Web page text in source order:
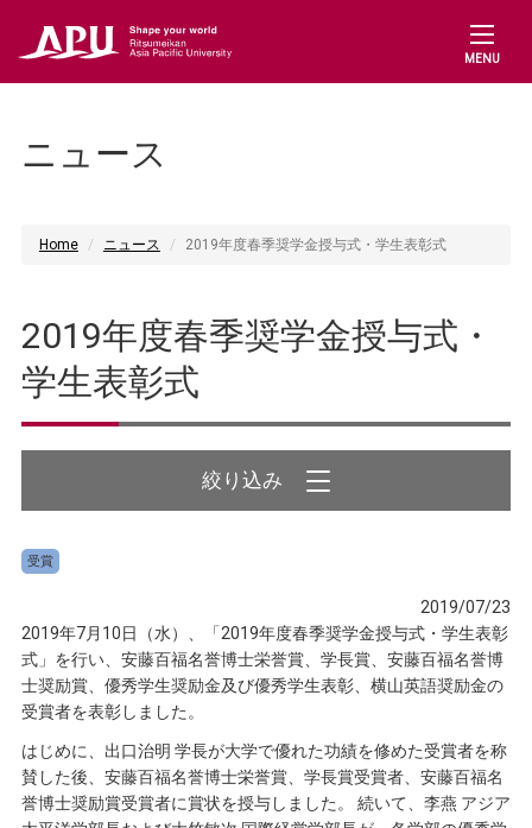
MENU
ニュース
Home ニュース 2019年度春季奨学金授与式・学生表彰式
2019年度春季奨学金授与式・
学生表彰式
受賞
2019/07/23
2019年7月10日（水）、「2019年度春季奨学金授与式・学生表彰
式」を行い、安藤百福名誉博士栄誉賞、学長賞、安藤百福名誉博
士奨励賞、優秀学生奨励金及び優秀学生表彰、横山英語奨励金の
受賞者を表彰しました。
はじめに、出口治明 学長が大学で優れた功績を修めた受賞者を称
賛した後、安藤百福名誉博士栄誉賞、学長賞受賞者、安藤百福名
誉博士奨励賞受賞者に賞状を授与しました。 続いて、李燕 アジア